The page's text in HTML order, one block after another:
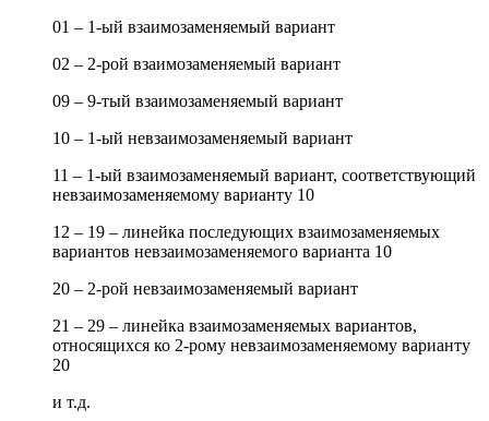
01 – 1-ый взаимозаменяемый вариант
02 – 2-рой взаимозаменяемый вариант
09 – 9-тый взаимозаменяемый вариант
10 – 1-ый невзаимозаменяемый вариант
11 – 1-ый взаимозаменяемый вариант, соответствующий
невзаимозаменяемому варианту 10
12 – 19 – линейка последующих взаимозаменяемых
вариантов невзаимозаменяемого варианта 10
20 – 2-рой невзаимозаменяемый вариант
21 – 29 – линейка взаимозаменяемых вариантов,
относящихся ко 2-рому невзаимозаменяемому варианту
20
и т.д.